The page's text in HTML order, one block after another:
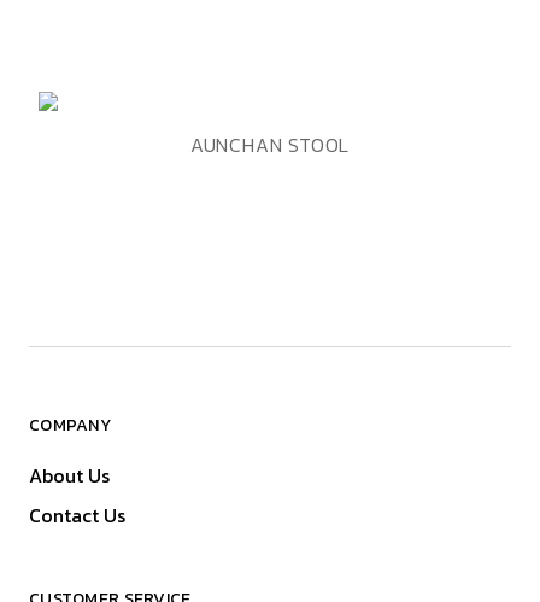
ADD TO WISHLIST
QUICK VIEWAUNCHAN STOOL
COMPANY
About Us
Contact Us